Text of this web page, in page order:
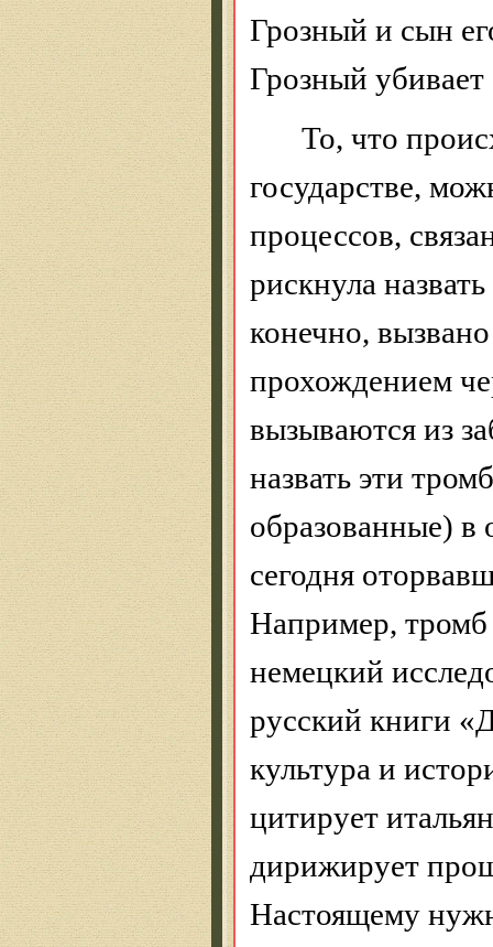
Грозный и сын
Грозный убивает
То, что
государстве,
процессов,
рискнула
конечно,
прохождением
вызываются из
назвать эти
образованные) в
сегодня
Например,
немецкий
русский книги
культура и
цитирует
дирижирует
Настоящему